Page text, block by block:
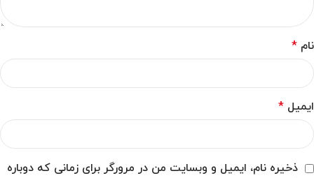
نام *
ایمیل *
ذخیره نام، ایمیل و وبسایت من در مرورگر برای زمانی که دوباره